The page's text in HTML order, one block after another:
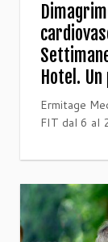
Hotel.
Ermitage
FIT dal 6 al